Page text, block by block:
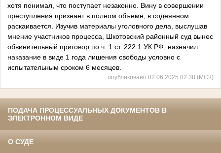
хотя понимал, что поступает незаконно. Вину в совершении
преступления признает в полном объеме, в содеянном
раскаивается. Изучив материалы уголовного дела, выслушав
мнение участников процесса, Шкотовский районный суд вынес
обвинительный приговор по ч. 1 ст. 222.1 УК РФ, назначил
наказание в виде 1 года лишения свободы условно с
испытательным сроком 6 месяцев.
опубликовано 02.06.2025 02:38 (МСК)
ПОДАЧА ПРОЦЕССУАЛЬНЫХ ДОКУМЕНТОВ В
ЭЛЕКТРОННОМ ВИДЕ
О СУДЕ